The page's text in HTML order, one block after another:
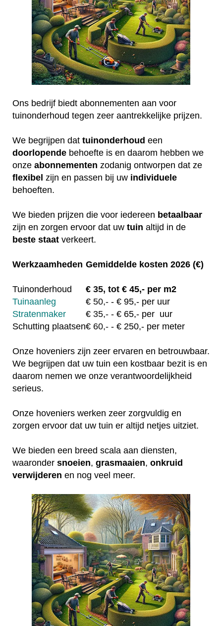
Ons bedrijf biedt abonnementen aan voor
tuinonderhoud tegen zeer aantrekkelijke prijzen.
We begrijpen dat tuinonderhoud een
doorlopende behoefte is en daarom hebben we
onze abonnementen zodanig ontworpen dat ze
flexibel zijn en passen bij uw individuele
behoeften.
We bieden prijzen die voor iedereen betaalbaar
zijn en zorgen ervoor dat uw tuin altijd in de
beste staat verkeert.
Werkzaamheden Gemiddelde kosten 2026 (€)
Tuinonderhoud € 35, tot € 45,- per m2
Tuinaanleg
€ 50,- - € 95,- per uur
Stratenmaker
€ 35,- - € 65,- per uur
Schutting plaatsen€ 60,- - € 250,- per meter
Onze hoveniers zijn zeer ervaren en betrouwbaar.
We begrijpen dat uw tuin een kostbaar bezit is en
daarom nemen we onze verantwoordelijkheid
serieus.
Onze hoveniers werken zeer zorgvuldig en
zorgen ervoor dat uw tuin er altijd netjes uitziet.
We bieden een breed scala aan diensten,
waaronder snoeien, grasmaaien, onkruid
verwijderen en nog veel meer.